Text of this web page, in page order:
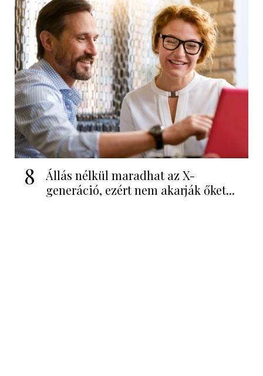
8
Állás nélkül maradhat az X-
generáció, ezért nem akarják őket...